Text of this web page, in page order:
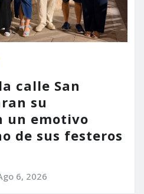
calle San
su
un emotivo
de sus festeros
6, 2026